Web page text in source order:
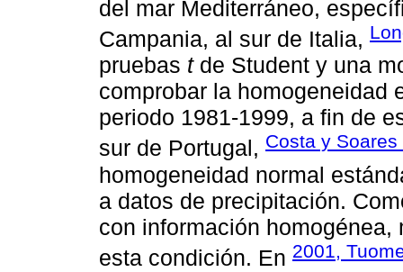
del mar Mediterráneo,
Campania, al sur de Italia,
pruebas tde Student y una
comprobar la homogeneidad
periodo 1981-1999, a fin de
sur de Portugal, Costa y Soares
homogeneidad normal
a datos de precipitación.
con información
esta condición. En 2001,